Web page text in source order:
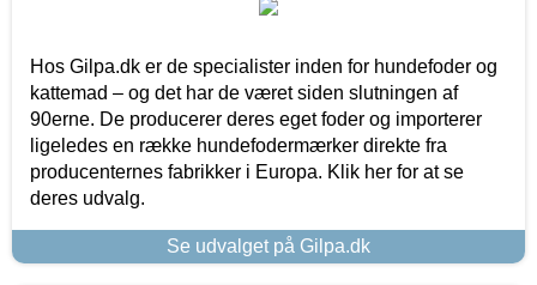
Hos Gilpa.dk er de specialister inden for hundefoder og
kattemad – og det har de været siden slutningen af
90erne. De producerer deres eget foder og importerer
ligeledes en række hundefodermærker direkte fra
producenternes fabrikker i Europa. Klik her for at se
deres udvalg.
Se udvalget på Gilpa.dk